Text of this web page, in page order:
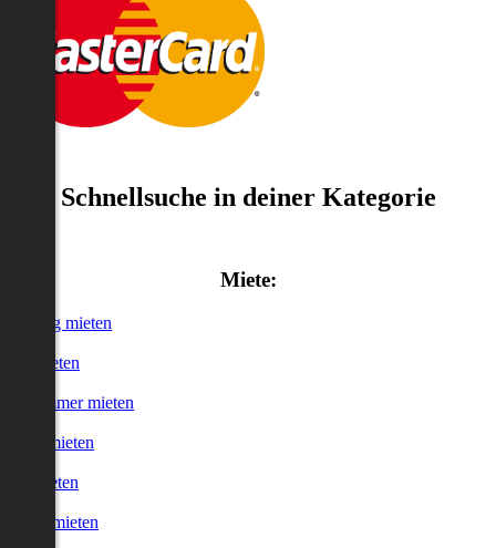
Schnellsuche in deiner Kategorie
Miete:
mieten
mieten
Zimmer mieten
mieten
mieten